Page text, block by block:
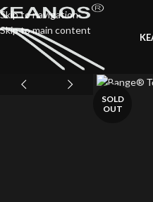
Skip to navigation
Skip to main content
SOLD
OUT